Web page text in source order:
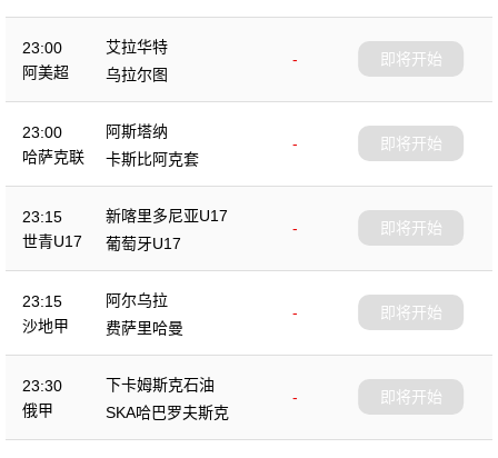
23:00
阿美超
艾拉华特
-
乌拉尔图
即将开始
23:00
哈萨克联
阿斯塔纳
-
卡斯比阿克套
即将开始
23:15
世青U17
新喀里多尼亚U17
-
葡萄牙U17
即将开始
23:15
沙地甲
阿尔乌拉
-
费萨里哈曼
即将开始
23:30
俄甲
下卡姆斯克石油
-
SKA哈巴罗夫斯克
即将开始